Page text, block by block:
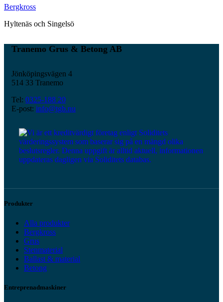
Bergkross
Hyltenäs och Singelsö
Tranemo Grus & Betong AB
Jönköpingsvägen 4
514 33 Tranemo
Tel: 0325-188 20
E-post: info@tgb.nu
Produkter
Alla produkter
Bergkross
Grus
Stenmaterial
Ballast & material
Betong
Entreprenadmaskiner